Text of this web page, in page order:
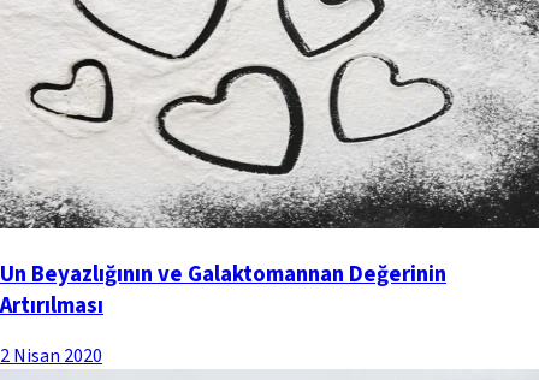
Un Beyazlığının ve Galaktomannan Değerinin
Artırılması
2 Nisan 2020